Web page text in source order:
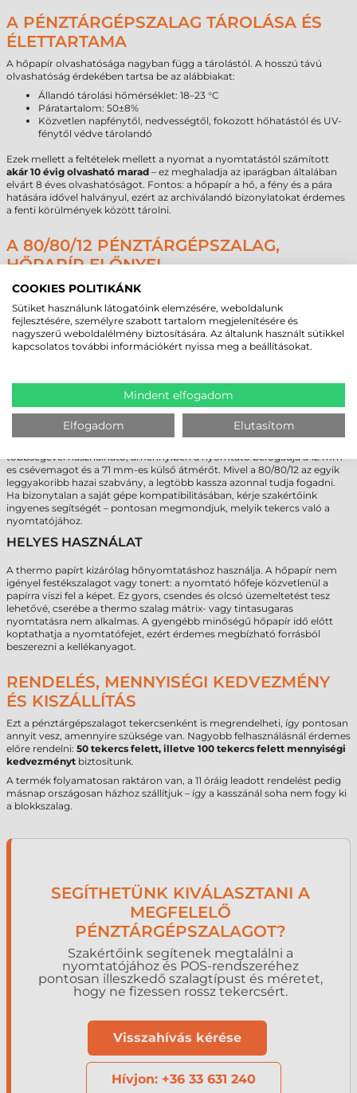
A PÉNZTÁRGÉPSZALAG TÁROLÁSA ÉS
ÉLETTARTAMA
A hőpapír olvashatósága nagyban függ a tárolástól. A hosszú távú
olvashatóság érdekében tartsa be az alábbiakat:
Állandó tárolási hőmérséklet: 18–23 °C
Páratartalom: 50±8%
Közvetlen napfénytől, nedvességtől, fokozott hőhatástól és UV-
fénytől védve tárolandó
Ezek mellett a feltételek mellett a nyomat a nyomtatástól számított
akár 10 évig olvasható marad – ez meghaladja az iparágban általában
elvárt 8 éves olvashatóságot. Fontos: a hőpapír a hő, a fény és a pára
hatására idővel halványul, ezért az archiválandó bizonylatokat érdemes
a fenti körülmények között tárolni.
A 80/80/12 PÉNZTÁRGÉPSZALAG,
HŐPAPÍR ELŐNYEI
Tiszta, éles nyomtatás:
Gyors, egyszerű csere:a 12 mm-es csévemag és a 71 mm-es
átmérő a legtöbb 80 mm-es nyomtatóba pillanatok alatt
behelyezhető.
Kiemelkedő tartósság – megfelelő tárolás mellett:az előírt
KOMPATIBILITÁS
Ez a 80 mm-es hőpapír blokkszalag a piacon elterjedt, 80 mm-es
többségével használható, amennyiben a nyomtató befogadja a 12 mm-
es csévemagot és a 71 mm-es külső átmérőt. Mivel a 80/80/12 az egyik
leggyakoribb hazai szabvány, a legtöbb kassza azonnal tudja fogadni.
Ha bizonytalan a saját gépe kompatibilitásában, kérje szakértőink
ingyenes segítségét – pontosan megmondjuk, melyik tekercs való a
nyomtatójához.
HELYES HASZNÁLAT
A thermo papírt kizárólag hőnyomtatáshoz használja. A hőpapír nem
igényel festékszalagot vagy tonert: a nyomtató hőfeje közvetlenül a
papírra viszi fel a képet. Ez gyors, csendes és olcsó üzemeltetést tesz
lehetővé, cserébe a thermo szalag mátrix- vagy tintasugaras
nyomtatásra nem alkalmas. A gyengébb minőségű hőpapír idő előtt
koptathatja a nyomtatófejet, ezért érdemes megbízható forrásból
beszerezni a kellékanyagot.
RENDELÉS, MENNYISÉGI KEDVEZMÉNY
ÉS KISZÁLLÍTÁS
Ezt a pénztárgépszalagot tekercsenként is megrendelheti, így pontosan
annyit vesz, amennyire szüksége van. Nagyobb felhasználásnál érdemes
előre rendelni: 50 tekercs felett, illetve 100 tekercs felett mennyiségi
kedvezményt biztosítunk.
A termék folyamatosan raktáron van, a 11 óráig leadott rendelést pedig
másnap országosan házhoz szállítjuk – így a kasszánál soha nem fogy ki
a blokkszalag.
SEGÍTHETÜNK KIVÁLASZTANI A
MEGFELELŐ
PÉNZTÁRGÉPSZALAGOT?
Szakértőink segítenek megtalálni a
nyomtatójához és POS-rendszeréhez
pontosan illeszkedő szalagtípust és méretet,
hogy ne fizessen rossz tekercsért.
Visszahívás kérése
Hívjon: +36 33 631 240
COOKIES POLITIKÁNK
Sütiket használunk látogatóink elemzésére, weboldalunk
fejlesztésére, személyre szabott tartalom megjelenítésére és
nagyszerű weboldalélmény biztosítására. Az általunk használt sütikkel
kapcsolatos további információkért nyissa meg a beállításokat.
Mindent elfogadom
Elfogadom Elutasítom